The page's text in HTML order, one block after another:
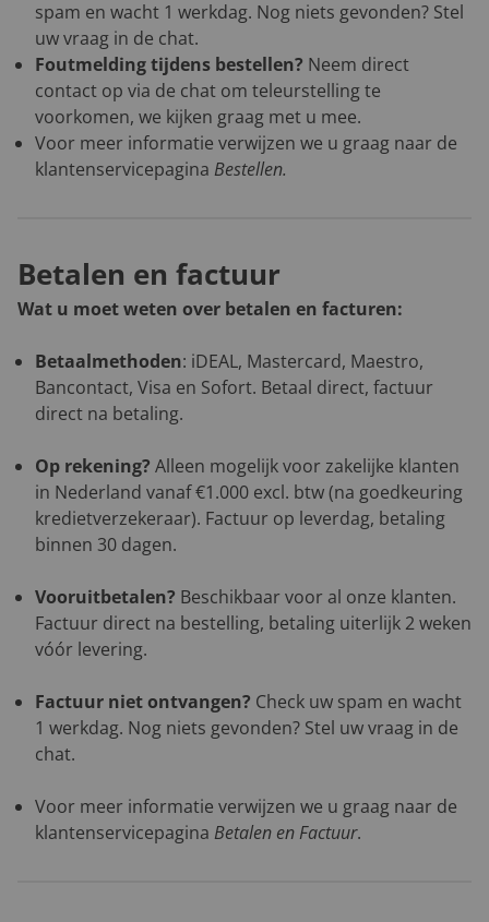
spam en wacht 1 werkdag. Nog niets gevonden? Stel
uw vraag in de chat.
Foutmelding tijdens bestellen? Neem direct
contact op via de chat om teleurstelling te
voorkomen, we kijken graag met u mee.
Voor meer informatie verwijzen we u graag naar de
klantenservicepagina Bestellen.
Betalen en factuur
Wat u moet weten over betalen en facturen:
Betaalmethoden: iDEAL, Mastercard, Maestro,
Bancontact, Visa en Sofort. Betaal direct, factuur
direct na betaling.
Op rekening? Alleen mogelijk voor zakelijke klanten
in Nederland vanaf €1.000 excl. btw (na goedkeuring
kredietverzekeraar). Factuur op leverdag, betaling
binnen 30 dagen.
Vooruitbetalen? Beschikbaar voor al onze klanten.
Factuur direct na bestelling, betaling uiterlijk 2 weken
vóór levering.
Factuur niet ontvangen? Check uw spam en wacht
1 werkdag. Nog niets gevonden? Stel uw vraag in de
chat.
Voor meer informatie verwijzen we u graag naar de
klantenservicepagina Betalen en Factuur.